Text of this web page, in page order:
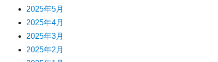
2025年5月
2025年4月
2025年3月
2025年2月